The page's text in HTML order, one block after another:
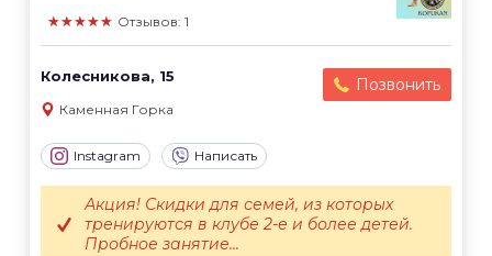
★★★★★ Отзывов: 1
Колесникова, 15 Позвонить
Каменная Горка
Instagram Написать
Акция! Скидки для семей, из которых
тренируются в клубе 2-е и более детей.
Пробное занятие...